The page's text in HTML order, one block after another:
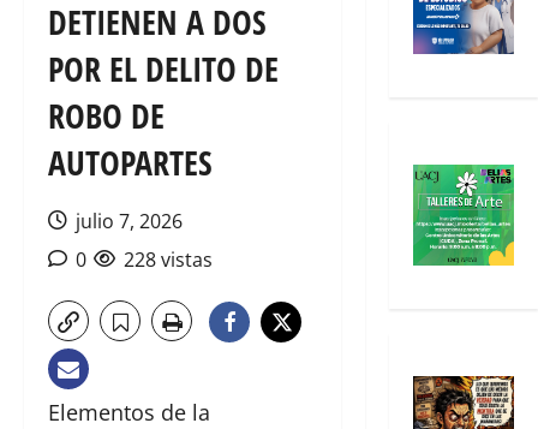
DETIENEN A DOS
POR EL DELITO DE
ROBO DE
AUTOPARTES
julio 7, 2026
0
228 vistas
Elementos de la